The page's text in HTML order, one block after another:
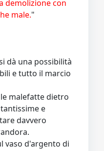
demolizione con
male."
dà una possibilità
e tutto il marcio
malefatte dietro
e
davvero
vaso d'argento di